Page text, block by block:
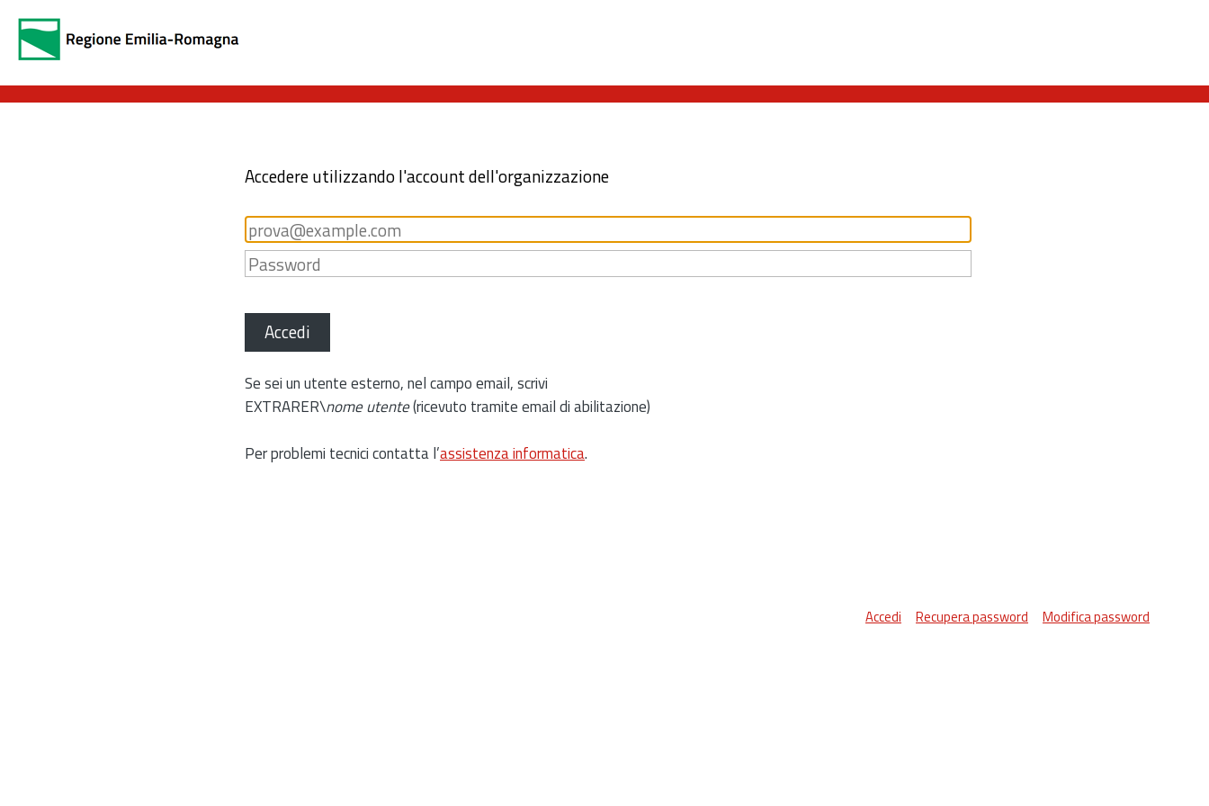
Accedere utilizzando l'account dell'organizzazione
Accedi
Se sei un utente esterno, nel campo email, scrivi
EXTRARER\nome utente(ricevuto tramite email di abilitazione)
Per problemi tecnici contatta l’assistenza informatica.
Accedi Recupera password Modifica password